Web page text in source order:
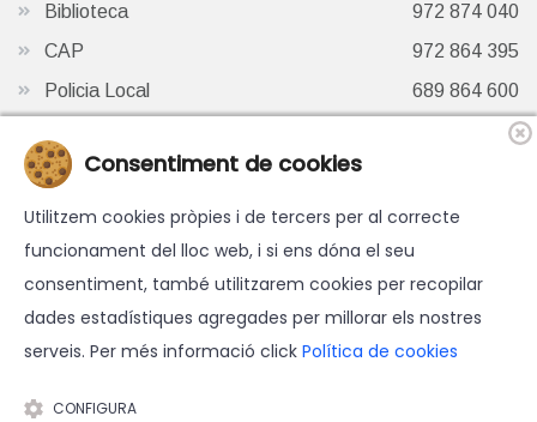
Biblioteca
972 874 040
CAP
972 864 395
Policia Local
689 864 600
972 87 41 65
© 2026 Ajuntament d'Hostalric - Tots els drets reservats.
Avís legal
Consentiment de cookies
Utilitzem cookies pròpies i de tercers per al correcte
funcionament del lloc web, i si ens dóna el seu
consentiment, també utilitzarem cookies per recopilar
dades estadístiques agregades per millorar els nostres
serveis. Per més informació click Política de cookies
CONFIGURA